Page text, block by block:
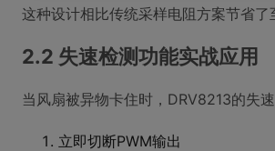
这种设计相比传统采样电阻方案节省了
2.2 失速检测功能实战应用
当风扇被异物卡住时，DRV8213的失
立即切断PWM输出